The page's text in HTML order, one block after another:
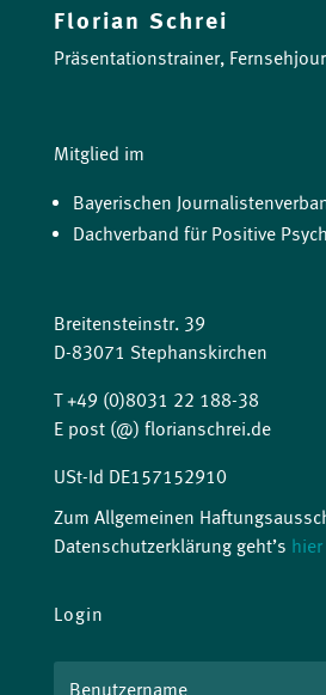
Florian Schrei
Präsentationstrainer,
Mitglied im
Bayerischen
Dachverband für Positive
Breitensteinstr. 39
D-83071 Stephanskirchen
T +49 (0)8031 22 188-38
E post (@) florianschrei.de
USt-Id DE157152910
Zum Allgemeinen
Datenschutzerklärung geht’s hier
Login